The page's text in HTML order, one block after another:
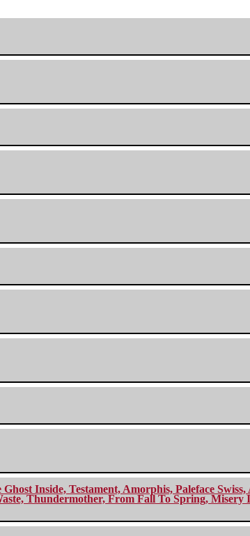
Inside, Testament, Amorphis, Paleface
Thundermother, From Fall To Spring, Misery